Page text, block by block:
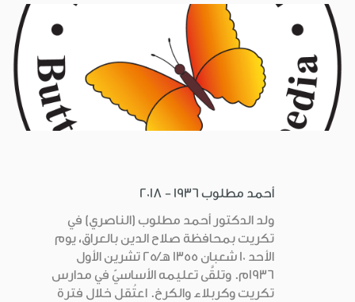
أحمد مطلوب 1936 - 2018
ولد الدكتور أحمد مطلوب (الناصري) في
تكريت بمحافظة صلاح الدين بالعراق، يوم
الأحد 10 شعبان 1355 هـ/25 تشرين الأول
1936م. وتلقَّى تعليمه الأساسيّ في مدارس
تكريت وكربلاء والكرخ. اعتُقل خلال فترة